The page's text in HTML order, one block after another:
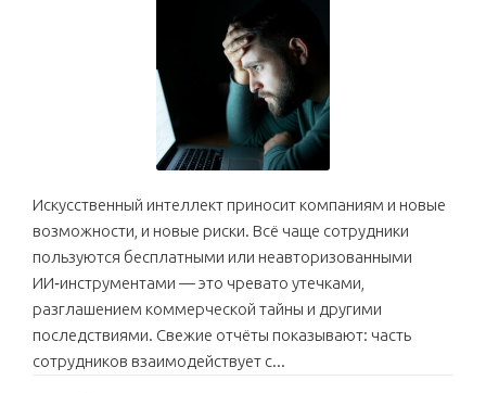
Искусственный интеллект приносит компаниям и новые
возможности, и новые риски. Всё чаще сотрудники
пользуются бесплатными или неавторизованными
ИИ‑инструментами — это чревато утечками,
разглашением коммерческой тайны и другими
последствиями. Свежие отчёты показывают: часть
сотрудников взаимодействует с...